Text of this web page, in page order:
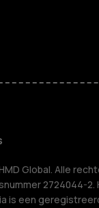
M
Global. Alle
2724044-
is een